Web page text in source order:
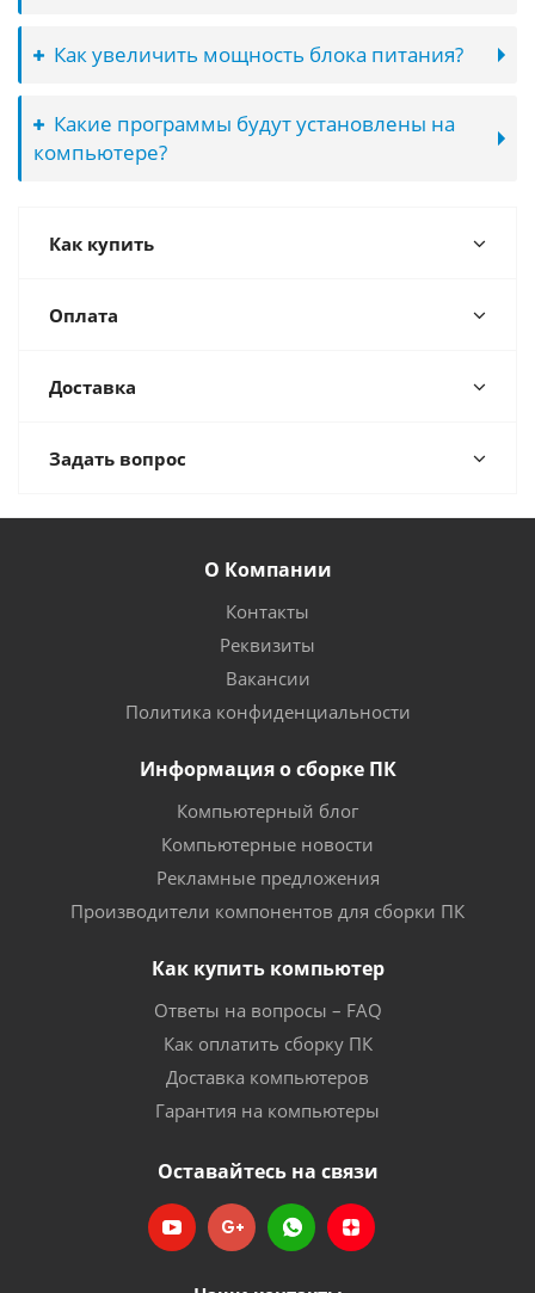
Как увеличить мощность блока питания?
Какие программы будут установлены на
компьютере?
Как купить
Оплата
Доставка
Задать вопрос
О Компании
Контакты
Реквизиты
Вакансии
Политика конфиденциальности
Информация о сборке ПК
Компьютерный блог
Компьютерные новости
Рекламные предложения
Производители компонентов для сборки ПК
Как купить компьютер
Ответы на вопросы – FAQ
Как оплатить сборку ПК
Доставка компьютеров
Гарантия на компьютеры
Оставайтесь на связи